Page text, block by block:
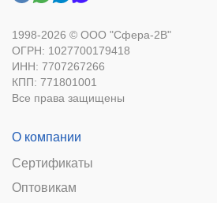
1998-2026 © ООО "Сфера-2В"
ОГРН: 1027700179418
ИНН: 7707267266
КПП: 771801001
Все права защищены
О компании
Сертификаты
Оптовикам